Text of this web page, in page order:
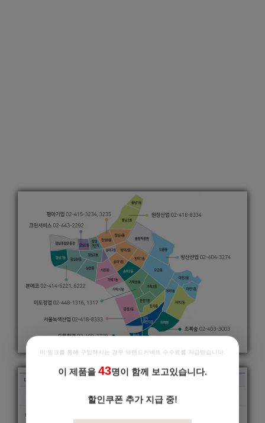
이 링크를 통해 구입하시는 경우 브랜드커넥트 수수료를 지급받습니다.
이 제품을 43명이 함께 보고있습니다.
할인쿠폰 추가 지급 중!